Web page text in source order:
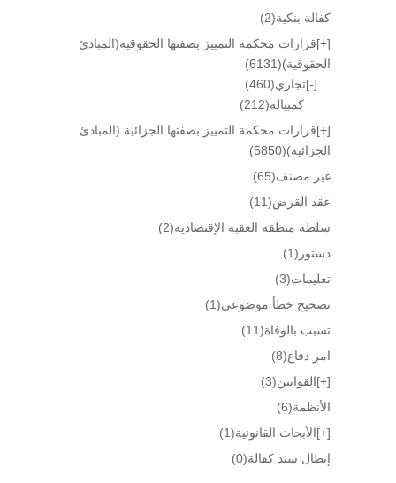
كفالة بنكية(2)
[+]قرارات محكمة التمييز بصفتها الحقوقية(المبادئ
الحقوقية)(6131)
[-]تجاري(460)
كمبياله(212)
[+]قرارات محكمة التمييز بصفتها الجزائية (المبادئ
الجزائية)(5850)
غير مصنف(65)
عقد القرض(11)
سلطة منطقة العقبة الإقتصادية(2)
دستور (1)
تعليمات(3)
تصحيح خطأ موضوعي(1)
تسبب بالوفاة(11)
امر دفاع(8)
[+]القوانين(3)
الأنظمة(6)
[+]الأبحاث القانونية(1)
إبطال سند كفالة(0)